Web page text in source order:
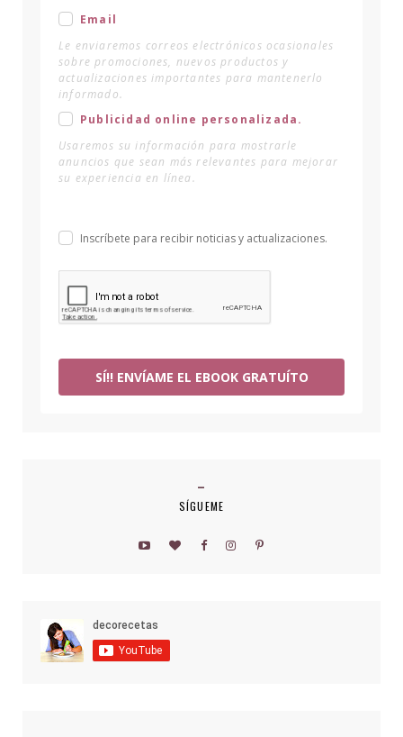
Email
Le enviaremos correos electrónicos ocasionales
sobre promociones, nuevos productos y
actualizaciones importantes para mantenerlo
informado.
Publicidad online personalizada.
Usaremos su información para mostrarle
anuncios que sean más relevantes para mejorar
su experiencia en línea.
Inscríbete para recibir noticias y actualizaciones.
SÍ!! ENVÍAME EL EBOOK GRATUÍTO
SÍGUEME